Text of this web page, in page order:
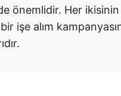
önemlidir. Her
bir işe alım